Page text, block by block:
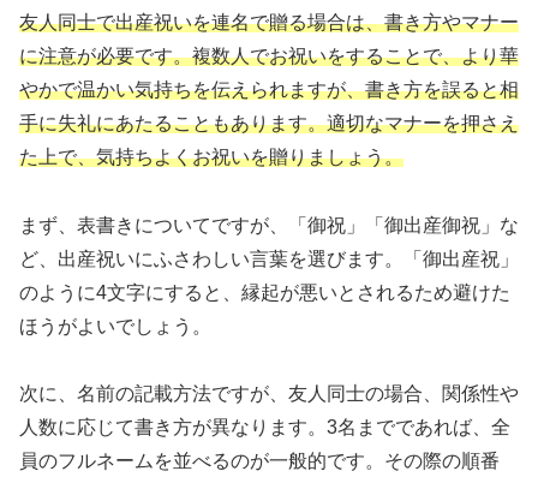
友人同士で出産祝いを連名で贈る場合は、書き方やマナー
に注意が必要です。複数人でお祝いをすることで、より華
やかで温かい気持ちを伝えられますが、書き方を誤ると相
手に失礼にあたることもあります。適切なマナーを押さえ
た上で、気持ちよくお祝いを贈りましょう。
まず、表書きについてですが、「御祝」「御出産御祝」な
ど、出産祝いにふさわしい言葉を選びます。「御出産祝」
のように4文字にすると、縁起が悪いとされるため避けた
ほうがよいでしょう。
次に、名前の記載方法ですが、友人同士の場合、関係性や
人数に応じて書き方が異なります。3名までであれば、全
員のフルネームを並べるのが一般的です。その際の順番